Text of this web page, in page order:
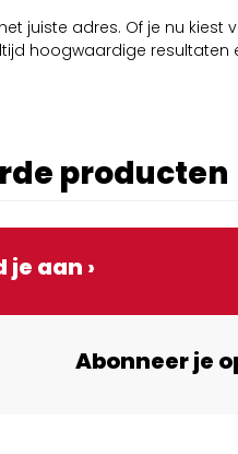
het juiste adres. Of je nu
hoogwaardige resultaten
producten
je aan ›
Abonneer je